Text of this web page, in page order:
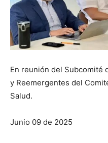
En reunión del Subcomité
y Reemergentes del
Salud.
Junio 09 de 2025